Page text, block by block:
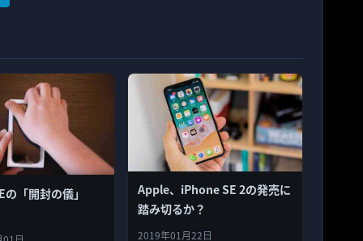
「開封の儀」
Apple、iPhone SE 2の発売に
踏み切るか？
2019年01月22日